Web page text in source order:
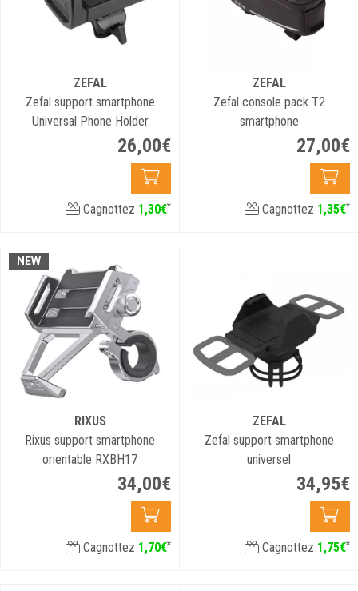
ZEFAL
Zefal support smartphone
Universal Phone Holder
26,00€
Cagnottez 1,30€*
ZEFAL
Zefal console pack T2
smartphone
27,00€
Cagnottez 1,35€*
NEW
RIXUS
Rixus support smartphone
orientable RXBH17
34,00€
Cagnottez 1,70€*
ZEFAL
Zefal support smartphone
universel
34,95€
Cagnottez 1,75€*